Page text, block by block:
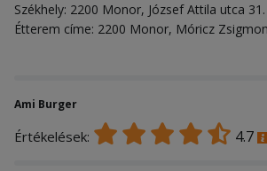
Székhely: 2200 Monor, József Attila utca 31.
Étterem címe: 2200 Monor, Móricz
Ami Burger
Értékelések: 4.7